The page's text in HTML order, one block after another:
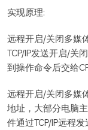
实现原理:
远程开启/关闭多媒
TCP/IP发送开启/关
到操作命令后交给
远程开启/关闭多媒
地址，大部分电脑
件通过TCP/IP远程